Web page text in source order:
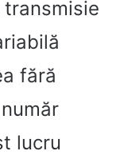
transmisie
fără
lucru